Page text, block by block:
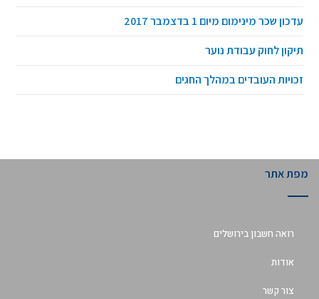
עדכון שכר מינימום מיום 1 בדצמבר 2017
תיקון לחוק עבודת נוער
זכויות העובדים במהלך החגים
מפת אתר
רואה חשבון בירושלים
אודות
צור קשר